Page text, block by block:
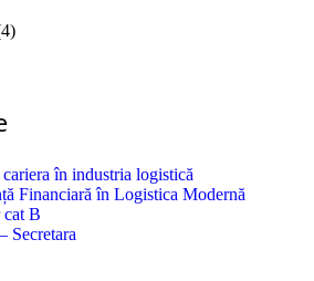
în industria logistică
Financiară în Logistica Modernă
cat B
Secretara